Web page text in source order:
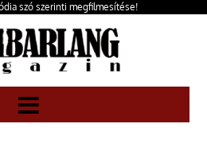
szó szerinti megfilmesítése!